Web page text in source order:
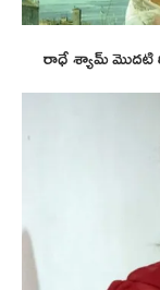
రాధే శ్యామ్ మొదటి